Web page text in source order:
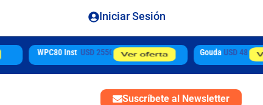
Iniciar Sesión
GoudaUSD 4850 AMFUSD 5640
Suscríbete al Newsletter